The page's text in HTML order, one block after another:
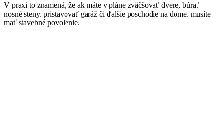
V praxi to znamená, že ak máte v pláne zväčšovať dvere, búrať
nosné steny, pristavovať garáž či ďalšie poschodie na dome, musíte
mať stavebné povolenie.